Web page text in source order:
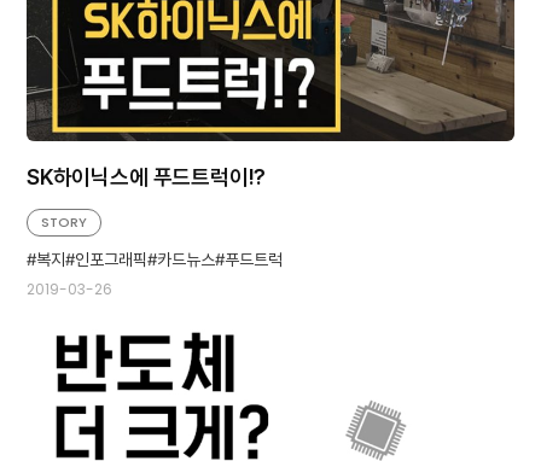
SK하이닉스에 푸드트럭이!?
2019-03-26
STORY
복지
인포그래픽 카드뉴스 푸드트럭